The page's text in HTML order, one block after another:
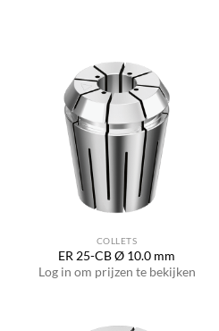
COLLETS
ER 25-CB Ø 10.0 mm
Log in om prijzen te bekijken